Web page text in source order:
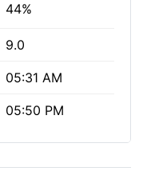
44%
9.0
05:31 AM
05:50 PM